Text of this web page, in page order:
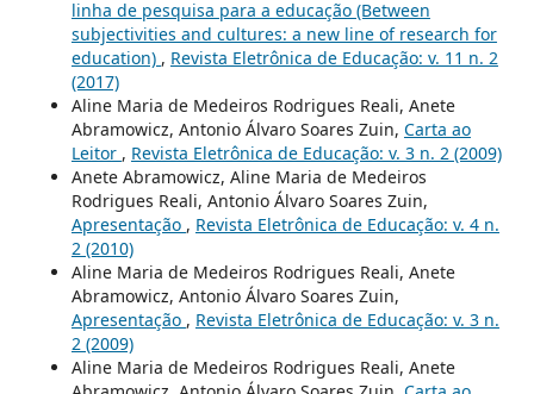
linha de pesquisa para a educação (Between
subjectivities and cultures: a new line of research for
education) , Revista Eletrônica de Educação: v. 11 n. 2
(2017)
Aline Maria de Medeiros Rodrigues Reali, Anete
Abramowicz, Antonio Álvaro Soares Zuin, Carta ao
Leitor , Revista Eletrônica de Educação: v. 3 n. 2 (2009)
Anete Abramowicz, Aline Maria de Medeiros
Rodrigues Reali, Antonio Álvaro Soares Zuin,
Apresentação , Revista Eletrônica de Educação: v. 4 n.
2 (2010)
Aline Maria de Medeiros Rodrigues Reali, Anete
Abramowicz, Antonio Álvaro Soares Zuin,
Apresentação , Revista Eletrônica de Educação: v. 3 n.
2 (2009)
Aline Maria de Medeiros Rodrigues Reali, Anete